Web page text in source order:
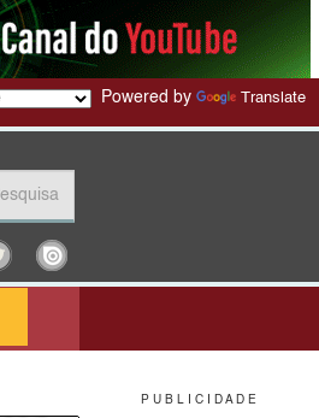
P U B L I C I D A D E
Powered by Translate